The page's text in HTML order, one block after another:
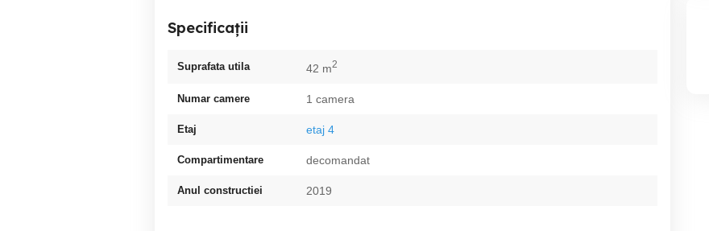
Specificații
Suprafata utila 42 m2
Numar camere 1 camera
Etaj etaj 4
Compartimentare decomandat
Anul constructiei 2019